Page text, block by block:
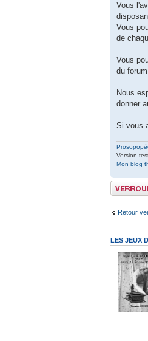
Vous
Vous
de
Vous
du
Nous
donner
Si vous
Version
Mon blog
Sujet
Retour
LES JEUX